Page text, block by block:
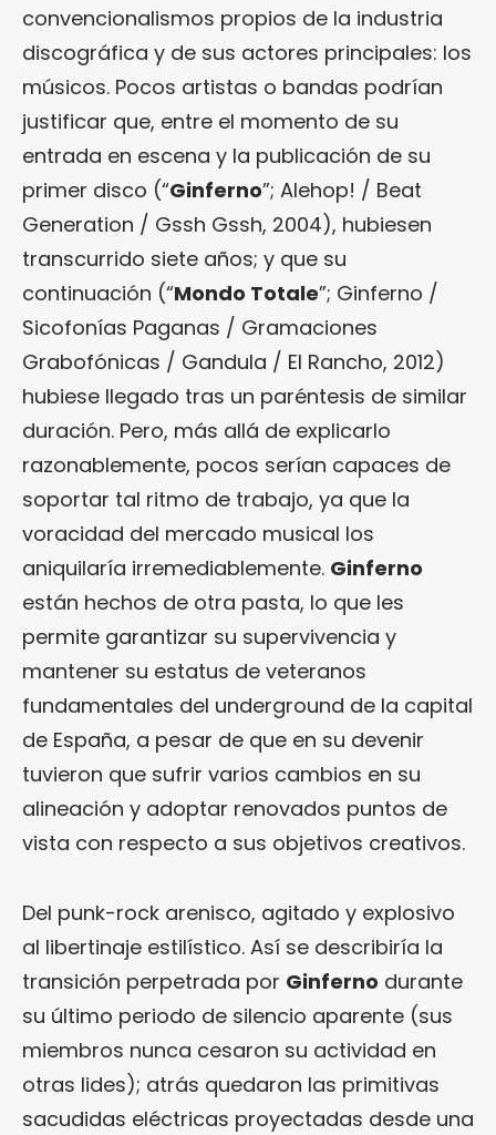
convencionalismos propios de la industria
discográfica y de sus actores principales: los
músicos. Pocos artistas o bandas podrían
justificar que, entre el momento de su
entrada en escena y la publicación de su
primer disco (“Ginferno”; Alehop! / Beat
Generation / Gssh Gssh, 2004), hubiesen
transcurrido siete años; y que su
continuación (“Mondo Totale”; Ginferno /
Sicofonías Paganas / Gramaciones
Grabofónicas / Gandula / El Rancho, 2012)
hubiese llegado tras un paréntesis de similar
duración. Pero, más allá de explicarlo
razonablemente, pocos serían capaces de
soportar tal ritmo de trabajo, ya que la
voracidad del mercado musical los
aniquilaría irremediablemente. Ginferno
están hechos de otra pasta, lo que les
permite garantizar su supervivencia y
mantener su estatus de veteranos
fundamentales del underground de la capital
de España, a pesar de que en su devenir
tuvieron que sufrir varios cambios en su
alineación y adoptar renovados puntos de
vista con respecto a sus objetivos creativos.
Del punk-rock arenisco, agitado y explosivo
al libertinaje estilístico. Así se describiría la
transición perpetrada por Ginferno durante
su último periodo de silencio aparente (sus
miembros nunca cesaron su actividad en
otras lides); atrás quedaron las primitivas
sacudidas eléctricas proyectadas desde una